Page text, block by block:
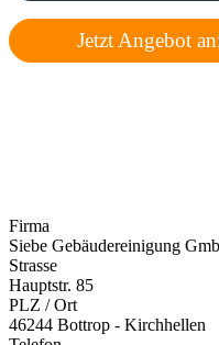
Jetzt Angebot
Firma
Siebe Gebäudereinigung
Strasse
Hauptstr. 85
PLZ / Ort
46244 Bottrop - Kirchhellen